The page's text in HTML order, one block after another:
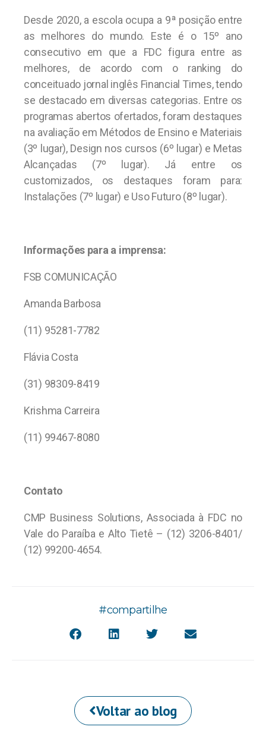
Desde 2020, a escola ocupa a 9ª posição entre
as melhores do mundo. Este é o 15º ano
consecutivo em que a FDC figura entre as
melhores, de acordo com o ranking do
conceituado jornal inglês Financial Times, tendo
se destacado em diversas categorias. Entre os
programas abertos ofertados, foram destaques
na avaliação em Métodos de Ensino e Materiais
(3º lugar), Design nos cursos (6º lugar) e Metas
Alcançadas (7º lugar). Já entre os
customizados, os destaques foram para:
Instalações (7º lugar) e Uso Futuro (8º lugar).
Informações para a imprensa:
FSB COMUNICAÇÃO
Amanda Barbosa
(11) 95281-7782
Flávia Costa
(31) 98309-8419
Krishma Carreira
(11) 99467-8080
Contato
CMP Business Solutions, Associada à FDC no
Vale do Paraíba e Alto Tietê – (12) 3206-8401/
(12) 99200-4654.
#compartilhe
Voltar ao blog